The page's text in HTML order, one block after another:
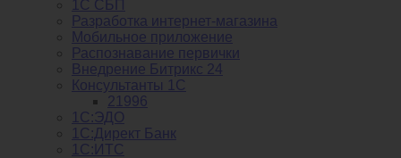
1С СБП
Разработка интернет-магазина
Мобильное приложение
Распознавание первички
Внедрение Битрикс 24
Консультанты 1С
21996
1С:ЭДО
1С:Директ Банк
1С:ИТС